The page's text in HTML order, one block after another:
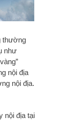
thường
như
nội địa
nội địa.
nội địa tại